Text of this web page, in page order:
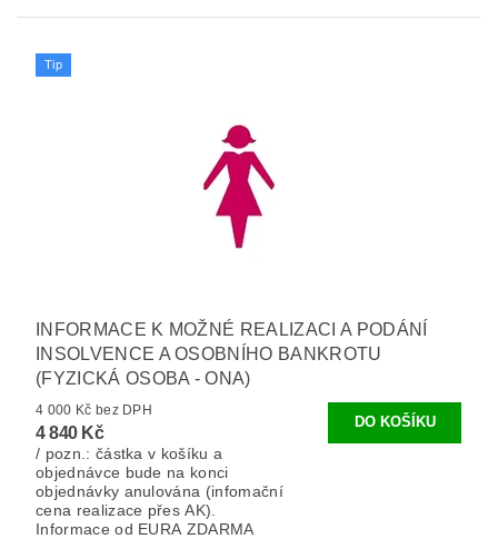
Tip
INFORMACE K MOŽNÉ REALIZACI A PODÁNÍ
INSOLVENCE A OSOBNÍHO BANKROTU
(FYZICKÁ OSOBA - ONA)
4 000 Kč bez DPH
4 840 Kč
/ pozn.: částka v košíku a
objednávce bude na konci
objednávky anulována (infomační
cena realizace přes AK).
Informace od EURA ZDARMA